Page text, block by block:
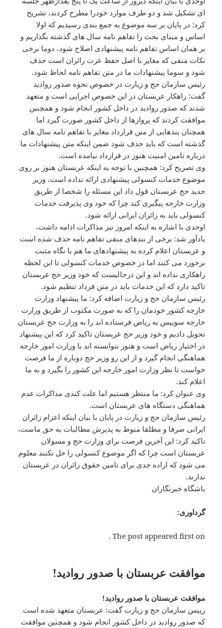
ای تشکیل شد و دو طرف موارد خودرا مطرح کردند، تشریح
کرد: در پایان بر سه موضوع به جمع بندی رسیدیم که اولا
اساس و مبنای بحث را تفاهم نامه سال های گذشته بگذاریم و
بر همان اساس تفاهم نامه پیشنهادی اصلاح شود، دوما برخی
نکات منفی که مغایر با اصل حفظ عزت زائران است حذف
شود و سوما پیشنهادات ما در متن تفاهم نامه لحاظ شود.
رئیس سازمان حج و زیارت در خصوص نحوه صدور روادید
گفت: راهکار عربستان در این خصوص اجرایی است و متعهد
شدند که صدور روادید در داخل کشور انجام شود و همچنین
موافقت کردند که پروازها از داخل کشور صورت گیرد اما
همچنان بندهایی از متن قرارداد مغایر با تفاهم نامه سال های
گذشته است که باید حذف شود ضمن اینکه متن پیشنهادات ما
درباره تامین امنیت هنوز در قرارداد نیامده است.
وی تصریح کرد: همچنین با توجه به اینکه عربستان هنوز بر روی
موضوع خدمات کنسولی پیشنهادی ارائه نداده است، وزیر
جدید حج عربستان قول داد این مسئله را شخصا از طریق
وزارت خارجه پیگیری کند چرا که خود وی پذیرفت خدمات
کنسولی باید به زائران ایرانی ارائه شود.
اوحدی با اشاره به اینکه امروز نیز مذاکرات ادامه داشت،
یادآور شد: برخی از بندهای منفی تفاهم نامه حذف شده است
و عربستان اعلام کرده به پیشنهادهای ما هم با نگاه مثبت
برخورد می کنند اما در خصوص خدمات کنسولی تا این لحظه
راهکاری نداده اند و این درحالیست که خود وزیر حج عربستان
تاکید دارد که این خدمات باید در متن قرداد تنظیم شود.
رئیس سازمان حج و زیارت اضافه کرد: ما پیشنهاد وزارت
خارجه کشور خودمان را که به صورت مکتوب از طریق وزارت
خارجه سوییس به ریاض فرستاده اند را به وزارت حج عربستان
تحویل دادیم و خود وزیر حج عربستان تاکید کرد که این پیشنهاد
در اختیار ریاض است و هنوز نتوانسته اند با وزارت امور خارجه
هماهنگی انجام گیرد و از این رو وزیر حج دوباره از ما فرصت
خواست تا نظر وزارت امور خارجه این کشور را بگیرد و به ما
اعلام کند.
وی عنوان کرد: ما منتظر هستیم اما علت کندی مذاکرات عدم
هماهنگی دستگاه های عربستان است.
رئیس سازمان حج و زیارت در پایان با بیان اینکه اعزام زائران
ایرانی صرفا و مطلقا منوط به پذیرش مطالبات به حق ماست،
تاکید کرد: این آخرین فرصت برای وزارت حج و مسولان
عربستان است چرا که اگر موضوع کنسولی را حل نکنند معلوم
می شود که اراده جدی برای تامین حقوق زائران در عربستان
ندارند.
باشگاه خبرنگاران
گرداوری:
The post appeared first on .
موافقت عربستان با صدور روادید!
موافقت عربستان با صدور روادید!
رییس سازمان حج و زیارت گفت: عربستان متعهد شده است
که صدور روادید در داخل کشور انجام شود و همچنین موافقت